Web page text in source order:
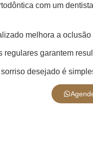
com um
melhora a
regulares garantem
desejado é